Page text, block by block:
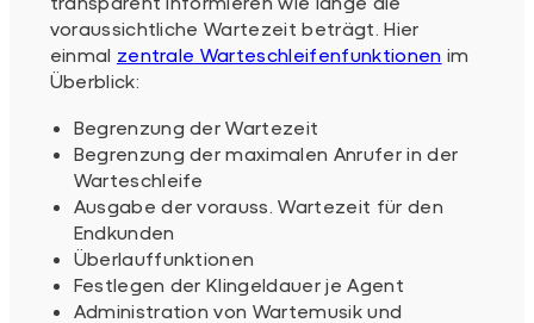
voraussichtliche Wartezeit beträgt. Hier
einmal zentrale Warteschleifenfunktionen im
Überblick:
Begrenzung der Wartezeit
Begrenzung der maximalen Anrufer in der
Warteschleife
Ausgabe der vorauss. Wartezeit für den
Endkunden
Überlauffunktionen
Festlegen der Klingeldauer je Agent
Administration von Wartemusik und